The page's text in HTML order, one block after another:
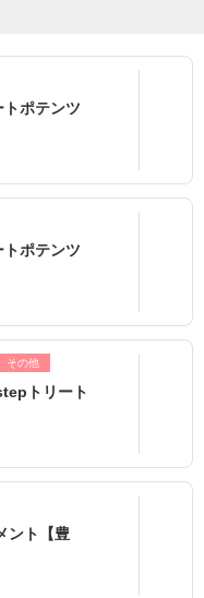
ポテンツ
ポテンツ
その他
トリート
ント【豊